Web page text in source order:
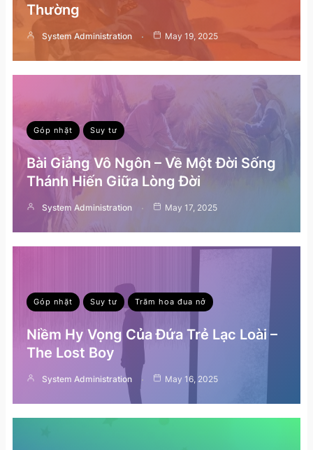
Thường
System Administration May 19, 2025
Góp nhặt Suy tư
Bài Giảng Vô Ngôn – Về Một Đời Sống
Thánh Hiến Giữa Lòng Đời
System Administration May 17, 2025
Góp nhặt Suy tư Trăm hoa đua nở
Niềm Hy Vọng Của Đứa Trẻ Lạc Loài –
The Lost Boy
System Administration May 16, 2025